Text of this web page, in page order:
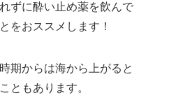
ずに酔い止め薬を飲んで
をおススメします！
期からは海から上がると
ともあります。